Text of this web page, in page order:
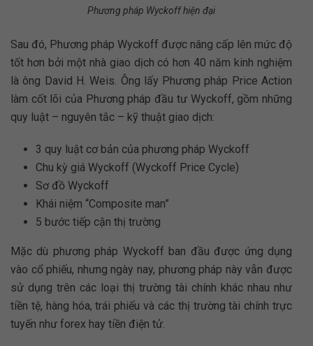
Phương pháp Wyckoff hiện đại
Sau đó, Phương pháp Wyckoff được nâng cấp lên mức độ
tốt hơn bởi một nhà giao dịch có hơn 40 năm kinh nghiệm
là ông David H. Weis. Ông lấy Phương pháp Price Action
làm cốt lõi của Phương pháp đầu tư Wyckoff, gồm những
quy luật – nguyên tắc – kỹ thuật giao dịch:
3 quy luật cơ bản của phương pháp Wyckoff
Chu kỳ giá Wyckoff (Wyckoff Price Cycle)
Sơ đồ Wyckoff
Khái niệm “Composite man”
5 bước tiếp cận thị trường
Mặc dù phương pháp Wyckoff ban đầu được ứng dụng
vào cổ phiếu, nhưng ngày nay, phương pháp này vẫn được
sử dụng trên các loại thị trường tài chính khác nhau như
tiền tệ, hàng hóa, trái phiếu và các thị trường tài chính trực
tuyến như forex hay tiền điện tử.